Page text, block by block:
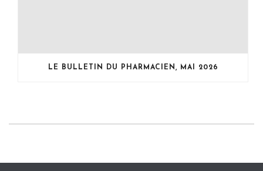
LE BULLETIN DU PHARMACIEN, MAI 2026